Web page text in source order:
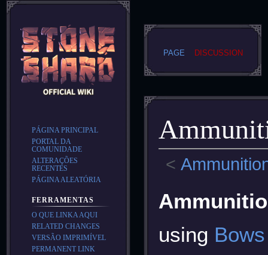
<
to
to
using Bows
PAGE DISCUSSION
PÁGINA PRINCIPAL
PORTAL DA
COMUNIDADE
ALTERAÇÕES
RECENTES
PÁGINA ALEATÓRIA
FERRAMENTAS
O QUE LINKA AQUI
RELATED CHANGES
VERSÃO IMPRIMÍVEL
PERMANENT LINK